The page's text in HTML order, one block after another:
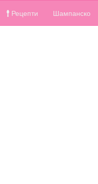
Рецепти Шампанско